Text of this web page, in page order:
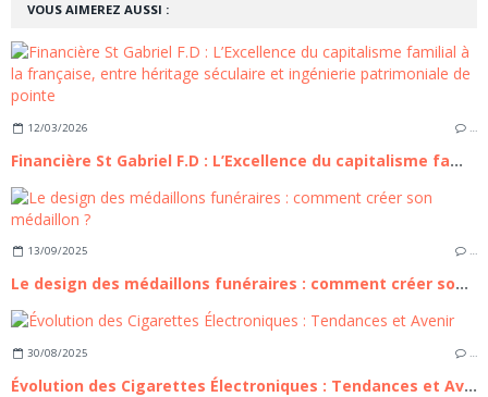
VOUS AIMEREZ AUSSI :
12/03/2026 …
Financière St Gabriel F.D : L’Excellence du capitalisme familial à la française, entre héritage séculaire et ingénierie patrimoniale de pointe
13/09/2025 …
Le design des médaillons funéraires : comment créer son médaillon ?
30/08/2025 …
Évolution des Cigarettes Électroniques : Tendances et Avenir